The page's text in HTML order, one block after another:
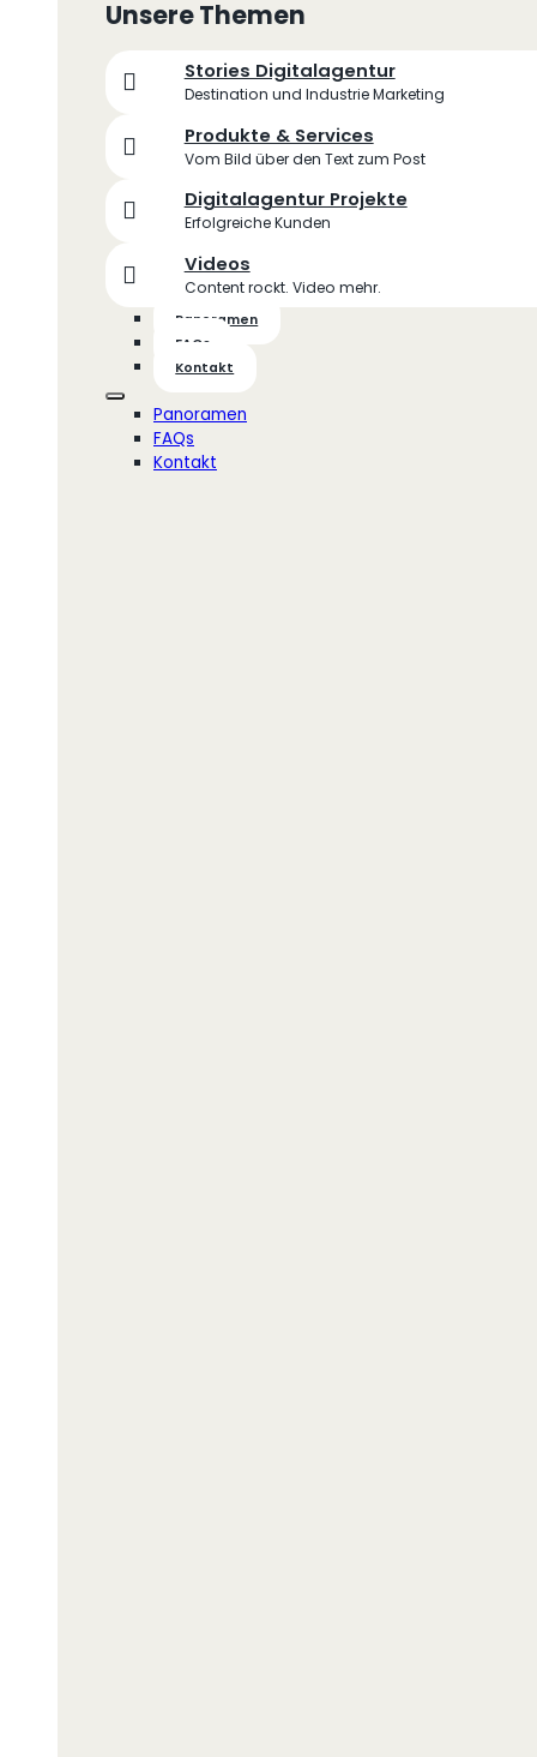
Unsere Themen
Stories Digitalagentur
Destination und Industrie Marketing
Produkte & Services
Vom Bild über den Text zum Post
Digitalagentur Projekte
Erfolgreiche Kunden
Videos
Content rockt. Video mehr.
Panoramen
FAQs
Kontakt
Panoramen
FAQs
Kontakt